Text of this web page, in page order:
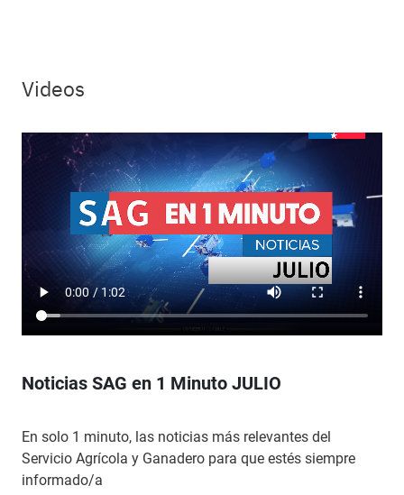
Videos
Video file
Noticias SAG en 1 Minuto JULIO
En solo 1 minuto, las noticias más relevantes del
Servicio Agrícola y Ganadero para que estés siempre
informado/a